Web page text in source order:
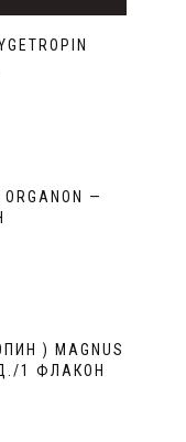
—
) MAGNUS
1 ФЛАКОН